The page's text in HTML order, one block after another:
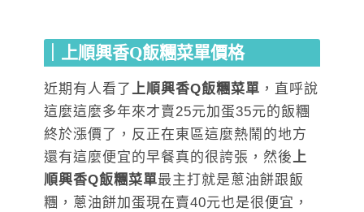
｜上順興香Q飯糰菜單價格
近期有人看了 上順興香Q飯糰菜單 ，直呼說
這麼這麼多年來才賣25元加蛋35元的飯糰
終於漲價了，反正在東區這麼熱鬧的地方
還有這麼便宜的早餐真的很誇張，然後上
順興香Q飯糰菜單最主打就是蔥油餅跟飯
糰，蔥油餅加蛋現在賣40元也是很便宜，